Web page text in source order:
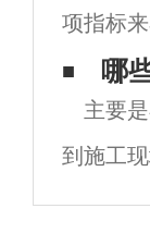
项指标
仍处于
依然明
哪
主要
到施工
驯化，